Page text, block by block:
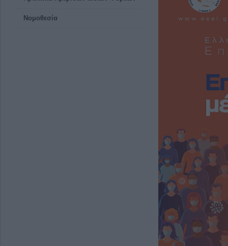
Νομοθεσία